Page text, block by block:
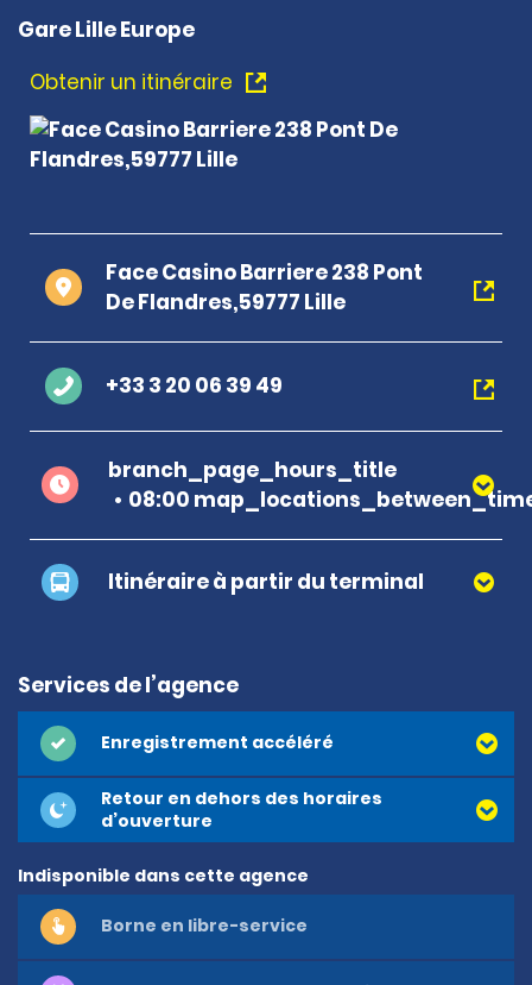
Gare Lille Europe
Obtenir un itinéraire
Face Casino Barriere 238 Pont
De Flandres,59777 Lille
+33 3 20 06 39 49
branch_page_hours_title
08:00
Itinéraire à partir du terminal
Services de l’agence
Enregistrement accéléré
Retour en dehors des horaires
d’ouverture
Indisponible dans cette agence
Borne en libre-service